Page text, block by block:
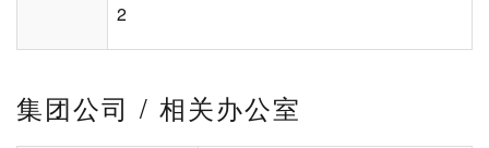
2
集团公司 / 相关办公室